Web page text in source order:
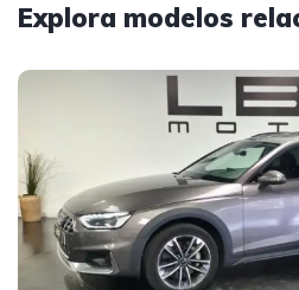
Explora modelos